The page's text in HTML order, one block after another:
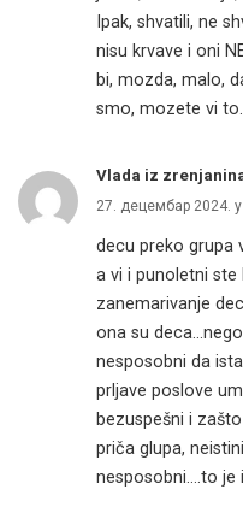
Ipak, shvatili, ne
nisu krvave i oni
bi, mozda, malo,
smo, mozete vi to.
Vlada iz
27. децембар 2024.
decu preko grupa
a vi i punoletni
zanemarivanje
ona su
nesposobni da
prljave poslove
bezuspešni i
priča glupa,
nesposobni….to je